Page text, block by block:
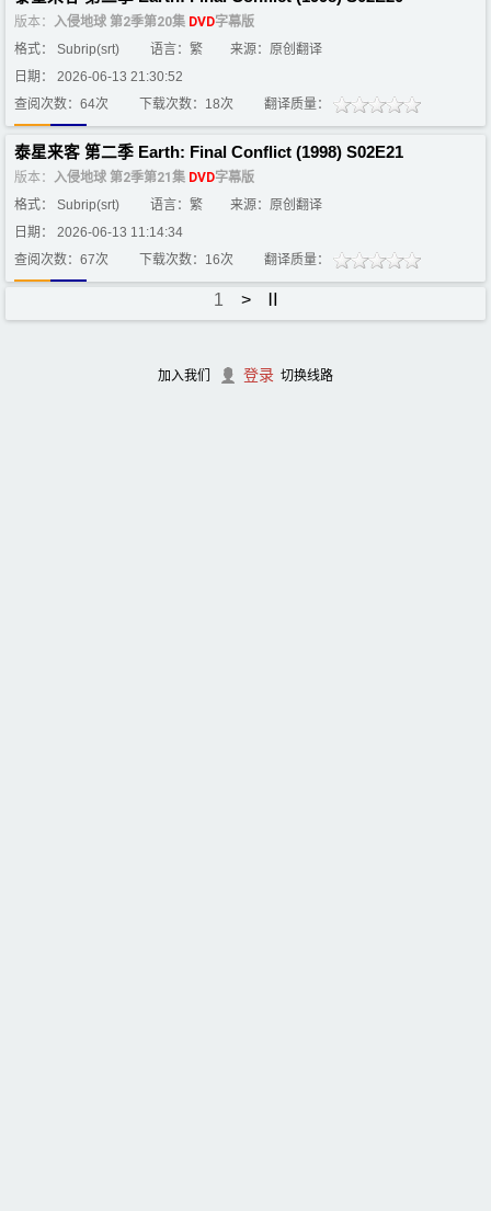
加入我们 登录 切换线路
版本： 入侵地球 第2季第20集 DVD字幕版
格式： Subrip(srt)
语言：繁
来源：原创翻译
日期： 2026-06-13 21:30:52
查阅次数：64次
下载次数：18次 翻译质量：
泰星来客 第二季 Earth: Final Conflict (1998) S02E21
版本： 入侵地球 第2季第21集 DVD字幕版
格式： Subrip(srt)
语言：繁
来源：原创翻译
日期： 2026-06-13 11:14:34
查阅次数：67次
下载次数：16次 翻译质量：
1 >